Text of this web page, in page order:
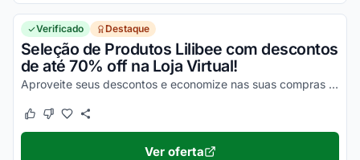
Verificado Destaque
Seleção de Produtos Lilibee com descontos
de até 70% off na Loja Virtual!
Aproveite seus descontos e economize nas suas compras online da melhor maneira possível!
Este cupom funcionou
Este cupom não funcionou
Ver oferta